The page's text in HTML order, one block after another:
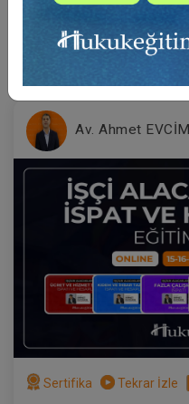
Miras Hukuku - 2
Kongresi - X.
360 TL
Tüketici
Süper Abone Ol:
Av. Ahmet
Sertifika Tekrar İzle